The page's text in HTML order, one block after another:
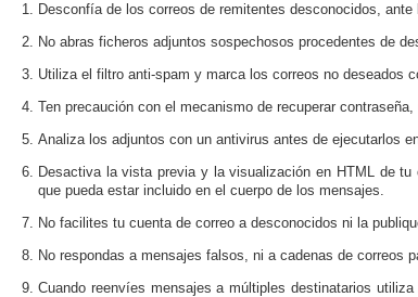
Desconfía de los correos de remitentes desconocidos, ante
No abras ficheros adjuntos sospechosos procedentes de
Utiliza el filtro anti-spam y marca los correos no deseados
Ten precaución con el mecanismo de recuperar
Analiza los adjuntos con un antivirus antes de ejecutarlos
Desactiva la vista previa y la visualización en HTML de
que pueda estar incluido en el cuerpo de los mensajes.
No facilites tu cuenta de correo a desconocidos ni la
No respondas a mensajes falsos, ni a cadenas de correos
Cuando reenvíes mensajes a múltiples destinatarios